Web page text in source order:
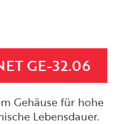
GE-32.06
Gehäuse für hohe
Lebensdauer.